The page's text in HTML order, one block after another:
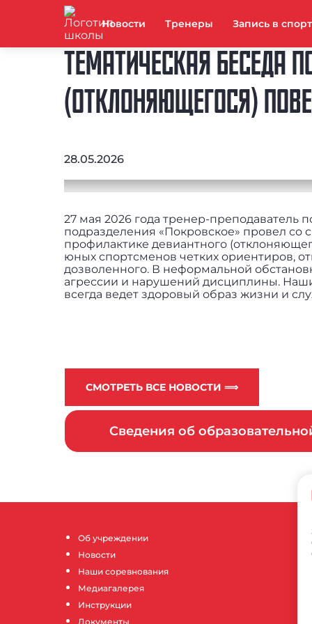
Новости Тренеры Запись в
ТЕМАТИЧЕСКАЯ БЕСЕДА
(ОТКЛОНЯЮЩЕГОСЯ)
28.05.2026
27 мая 2026 года тренер-
подразделения «Покровское» провел
профилактике девиантного
юных спортсменов четких ориентиров,
дозволенного. В неформальной
агрессии и нарушений дисциплины.
всегда ведет здоровый образ жизни и
СМОТРЕТЬ ВСЕ НОВОСТИ ⟹
Сведения об
Об учреждении
Новости
Наши соревнования
Медиагалерея
Инструкции
Документы